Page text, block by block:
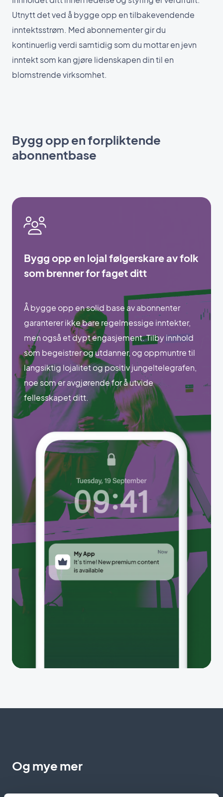
Utnytt det ved å bygge opp en tilbakevendende
inntektsstrøm. Med abonnementer gir du
kontinuerlig verdi samtidig som du mottar en jevn
inntekt som kan gjøre lidenskapen din til en
blomstrende virksomhet.
Bygg opp en forpliktende
abonnentbase
Bygg opp en lojal følgerskare av folk
som brenner for faget ditt
Å bygge opp en solid base av abonnenter
garanterer ikke bare regelmessige inntekter,
men også et dypt engasjement. Tilby innhold
som begeistrer og utdanner, og oppmuntre til
langsiktig lojalitet og positiv jungeltelegrafen,
noe som er avgjørende for å utvide
fellesskapet ditt.
Og mye mer